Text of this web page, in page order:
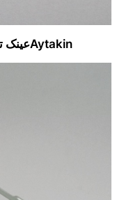
Aytakinعینک ترک برند آیتکین مدلA2109c11